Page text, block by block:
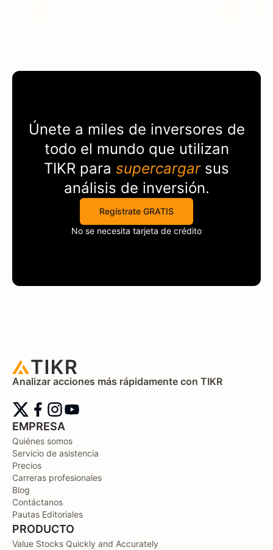
Únete a miles de inversores de
todo el mundo que utilizan
TIKR para supercargarsus
análisis de inversión.
Regístrate GRATIS
No se necesita tarjeta de crédito
Analizar acciones más rápidamente con TIKR
EMPRESA
Quiénes somos
Servicio de asistencia
Precios
Carreras profesionales
Blog
Contáctanos
Pautas Editoriales
PRODUCTO
Value Stocks Quickly and Accurately